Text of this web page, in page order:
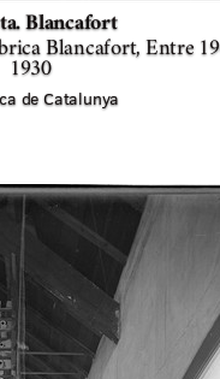
Blancafort
Blancafort, Entre
1930
de Catalunya